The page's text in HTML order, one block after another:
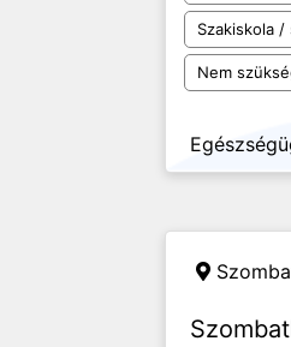
Szakiskola /
Nem